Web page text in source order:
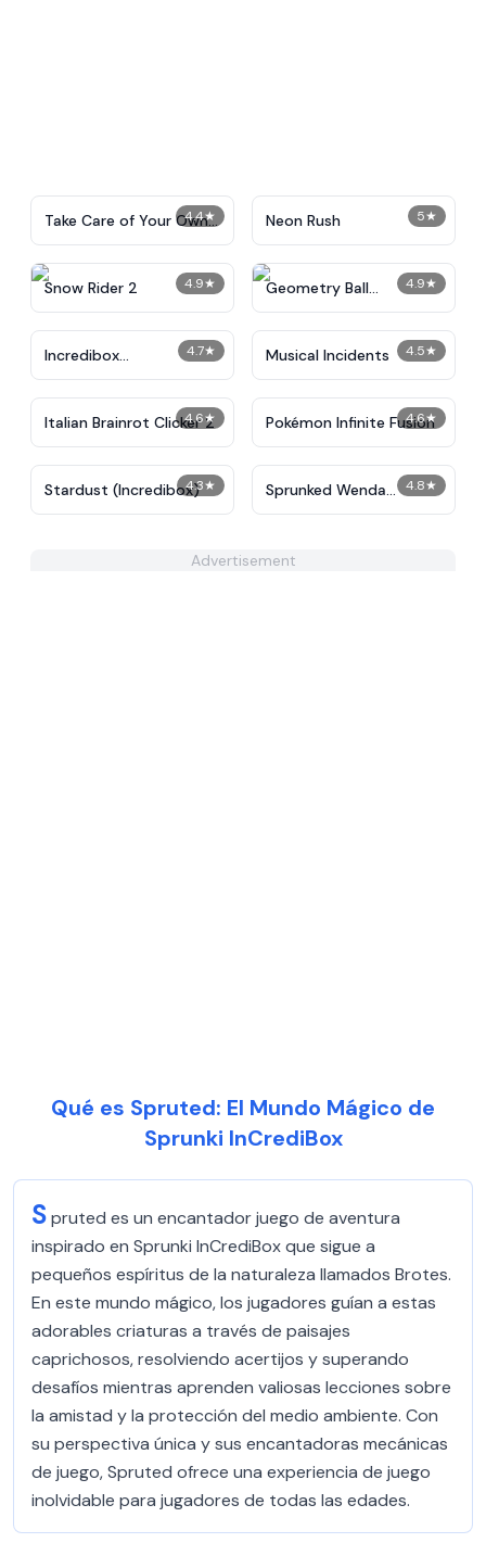
4.4★
Take Care of Your Own
Shadow Milk
5★
Neon Rush
4.9★
Snow Rider 2 4.9★
Geometry Ball
Challenge
4.7★
Incredibox
Instrumentalist
4.5★
Musical Incidents
4.6★
Italian Brainrot Clicker 2 4.6★
Pokémon Infinite Fusion
4.3★
Stardust (Incredibox) 4.8★
Sprunked Wenda
Treatment
Advertisement
Qué es Spruted: El Mundo Mágico de
Sprunki InCrediBox
Spruted es un encantador juego de aventura
inspirado en Sprunki InCrediBox que sigue a
pequeños espíritus de la naturaleza llamados Brotes.
En este mundo mágico, los jugadores guían a estas
adorables criaturas a través de paisajes
caprichosos, resolviendo acertijos y superando
desafíos mientras aprenden valiosas lecciones sobre
la amistad y la protección del medio ambiente. Con
su perspectiva única y sus encantadoras mecánicas
de juego, Spruted ofrece una experiencia de juego
inolvidable para jugadores de todas las edades.